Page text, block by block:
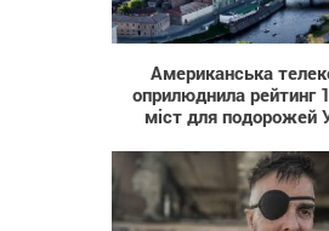
Американська
оприлюднила рейтинг
міст для подорожей